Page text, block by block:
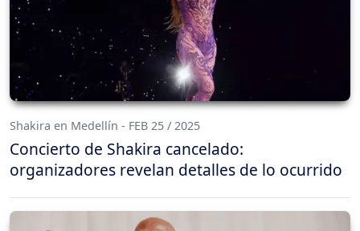
Shakira en Medellín - FEB 25 / 2025
Concierto de Shakira cancelado:
organizadores revelan detalles de lo ocurrido